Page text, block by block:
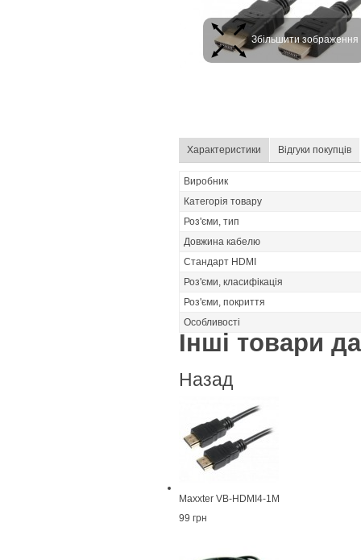
Збільшити зображення
Характеристики Відгуки покупців
Виробник
Категорія товару
Роз'єми, тип
Довжина кабелю
Стандарт HDMI
Роз'єми, класифікація
Роз'єми, покриття
Особливості
Інші товари
Назад
Maxxter VB-HDMI4-1M
99 грн